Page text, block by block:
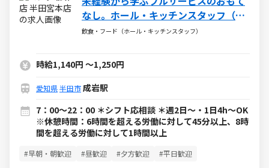
なし。ホール・キッチンスタッフ（ア
ルバイト・パート）求人
飲食・フード（ホール・キッチンスタッフ）
時給1,140円 ～1,250円
愛知県半田市成岩駅
7：00～22：00 ＊シフト応相談 ＊週2日～・1日4h～OK
※休憩時間：6時間を超える労働に対して45分以上、8時
間を超える労働に対して1時間以上
#早朝・朝歓迎 #昼歓迎 #夕方歓迎 #平日歓迎